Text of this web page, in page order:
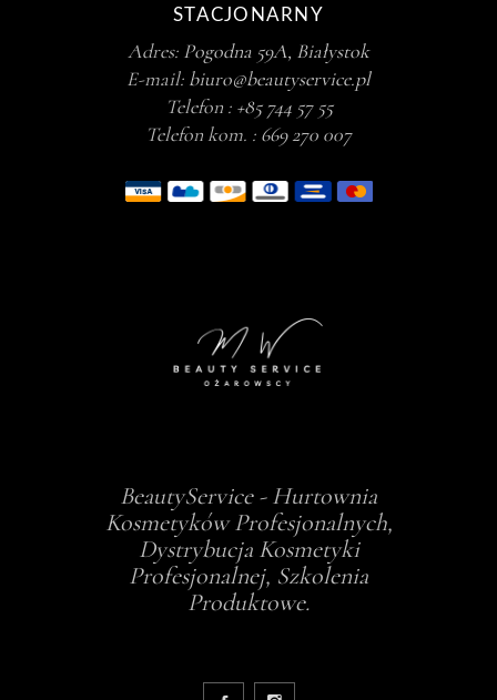
STACJONARNY
Adres: Pogodna 59A, Białystok
E-mail: biuro@beautyservice.pl
Telefon : +85 744 57 55
Telefon kom. : 669 270 007
BeautyService - Hurtownia
Kosmetyków Profesjonalnych,
Dystrybucja Kosmetyki
Profesjonalnej, Szkolenia
Produktowe.